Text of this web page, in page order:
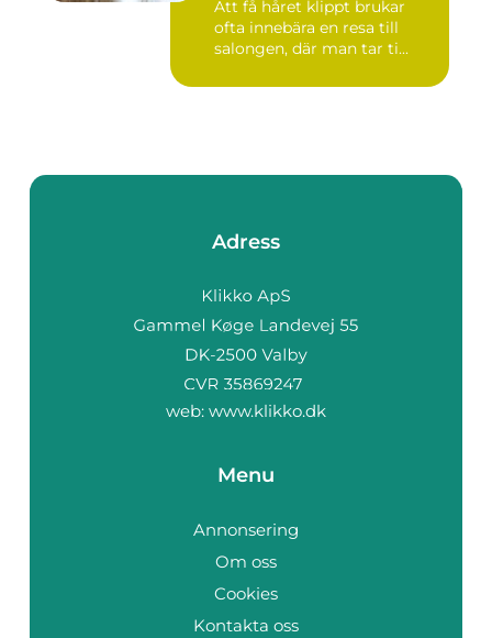
Att få håret klippt brukar
ofta innebära en resa till
salongen, där man tar ti...
Adress
web: www.klikko.dk
Menu
Annonsering
Om oss
Cookies
Kontakta oss